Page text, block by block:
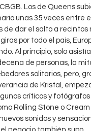
Los de Queens
unas 35 veces entre
de dar el salto a recintos
por todo el país,
Al principio, solo
de personas, la
solitarios, pero,
de Kristal,
críticos y fotógrafos
Rolling Stone o Cream
sonidos y